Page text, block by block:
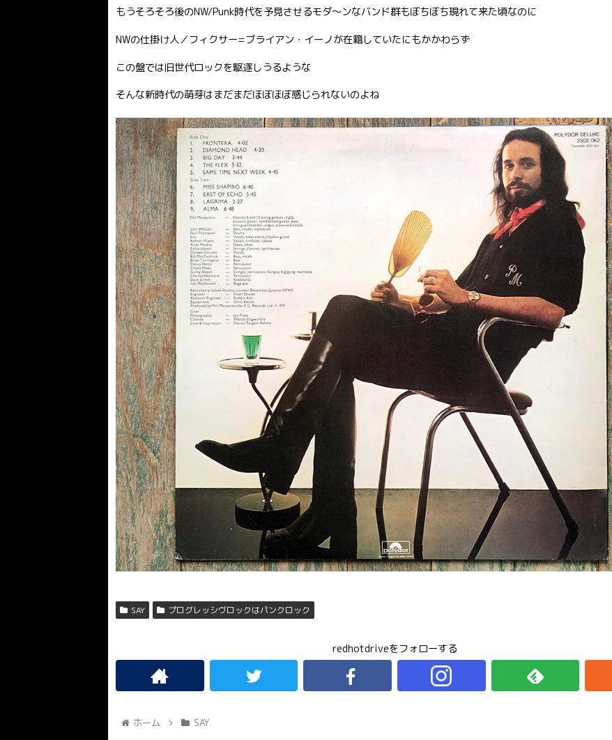
もうそろそろ後のNW/Punk時代を予見させるモダ〜ンなバンド群もぼちぼち現れて来た頃なのに
NWの仕掛け人／フィクサー=ブライアン・イーノが在籍していたにもかかわらず
この盤では旧世代ロックを駆逐しうるような
そんな新時代の萌芽はまだまだほぼほぼ感じられないのよね
SAY プログレッシヴロックはパンクロック
redhotdriveをフォローする
ホーム SAY